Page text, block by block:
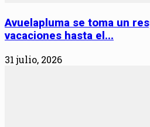
Avuelapluma se toma un
vacaciones hasta el...
31 julio, 2026